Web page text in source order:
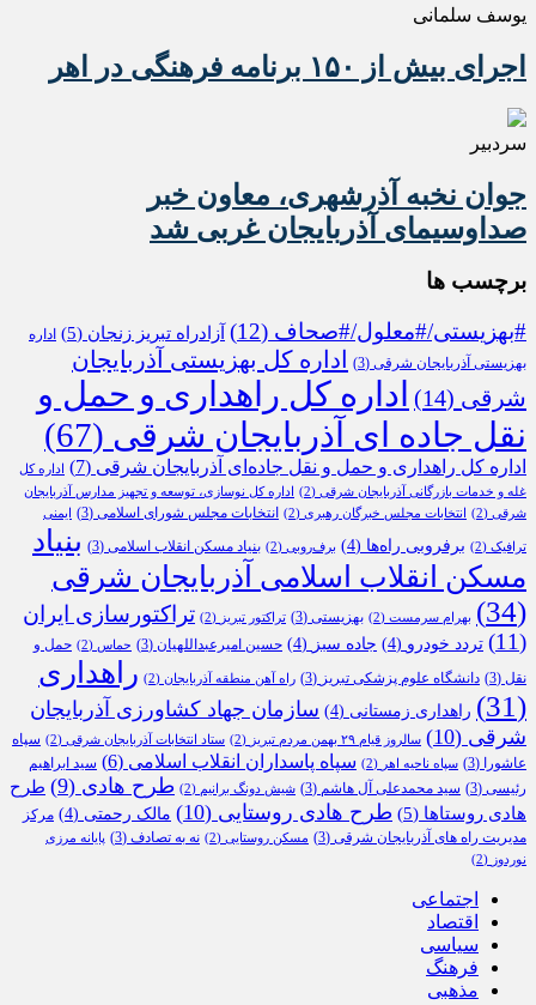
یوسف سلمانی
اجرای بیش از ۱۵۰ برنامه فرهنگی در اهر
سردبیر
جوان نخبه آذرشهری، معاون خبر
صداوسیمای آذربایجان غربی شد
برچسب ها
#بهزیستی/#معلول/#صحاف (12) آزادراه تبریز زنجان (5)
اداره
بهزیستی آذربایجان شرقی (3)
اداره کل بهزیستی آذربایجان
شرقی (14)
اداره کل راهداری و حمل و
نقل جاده ای آذربایجان شرقی (67)
اداره کل راهداری و حمل و نقل جاده‌ای آذربایجان شرقی (7)
اداره کل
غله و خدمات بازرگانی آذربایجان شرقی (2)
اداره کل نوسازی، توسعه و تجهیز مدارس آذربایجان
شرقی (2) انتخابات مجلس خبرگان رهبری (2) انتخابات مجلس شورای اسلامی (3) ایمنی
ترافیک (2) برفروبی راه‌ها (4) برف‌روبی (2) بنیاد مسکن انقلاب اسلامی (3)
بنیاد
مسکن انقلاب اسلامی آذربایجان شرقی
(34)
بهرام سرمست (2) بهزیستی (3) تراکتور تبریز (2)
تراکتورسازی ایران
(11)
تردد خودرو (4) جاده سبز (4) حسین امیرعبداللهیان (3) حماس (2)
حمل و
نقل (3) دانشگاه علوم پزشکی تبریز (3) راه آهن منطقه آذربایجان (2)
راهداری
(31)
راهداری زمستانی (4)
سازمان جهاد کشاورزی آذربایجان
شرقی (10) سالروز قیام ۲۹ بهمن مردم تبریز (2) ستاد انتخابات آذربایجان شرقی (2)
سپاه
عاشورا
(3) سپاه ناحیه اهر (2) سپاه پاسداران انقلاب اسلامی (6)
سید ابراهیم
رئیسی (3) سید محمدعلی آل هاشم (3) شیش دونگ برانیم (2) طرح هادی (9)
طرح
هادی روستاها (5) طرح هادی روستایی (10) مالک رحمتی (4)
مرکز
مدیریت راه های آذربایجان شرقی (3) مسکن روستایی (2) نه به تصادف (3)
پایانه مرزی
نوردوز (2)
اجتماعی
اقتصاد
سیاسی
فرهنگ
مذهبی